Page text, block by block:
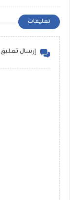
تعليقات
إرسال تعليق